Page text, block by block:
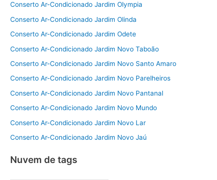
Conserto Ar-Condicionado Jardim Olympia
Conserto Ar-Condicionado Jardim Olinda
Conserto Ar-Condicionado Jardim Odete
Conserto Ar-Condicionado Jardim Novo Taboão
Conserto Ar-Condicionado Jardim Novo Santo Amaro
Conserto Ar-Condicionado Jardim Novo Parelheiros
Conserto Ar-Condicionado Jardim Novo Pantanal
Conserto Ar-Condicionado Jardim Novo Mundo
Conserto Ar-Condicionado Jardim Novo Lar
Conserto Ar-Condicionado Jardim Novo Jaú
Nuvem de tags